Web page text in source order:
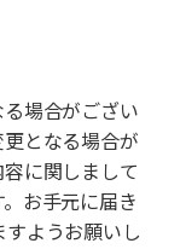
場合がござい
となる場合が
に関しまして
お手元に届き
ようお願いし